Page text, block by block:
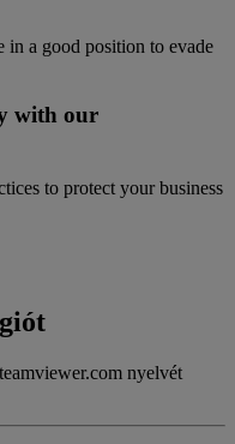
a good position to evade
with our
to protect your business
nyelvét